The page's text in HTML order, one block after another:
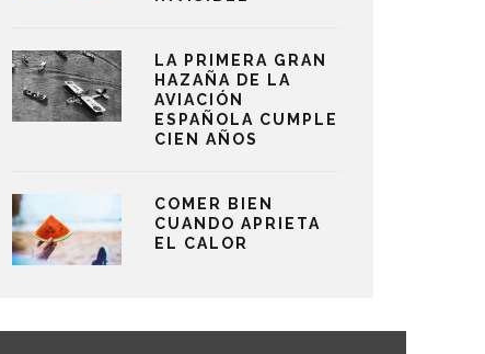
LA PRIMERA GRAN
HAZAÑA DE LA
AVIACIÓN
ESPAÑOLA CUMPLE
CIEN AÑOS
COMER BIEN
CUANDO APRIETA
EL CALOR